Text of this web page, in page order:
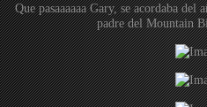
Que pasaaaaaa Gary, se acordaba
padre del Mountain